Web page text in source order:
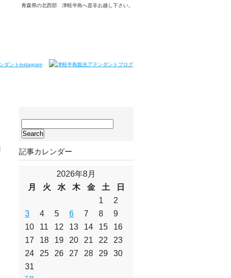
青森県の北西部 津軽半島へ是非お越し下さい。
イ
内
検
記事カレンダー
2026年8月
月
火 水 木 金 土
日
1
2
3
4 5 6 7 8
9
10
11 12 13 14 15
16
17
18 19 20 21 22
23
24
25 26 27 28 29
30
31